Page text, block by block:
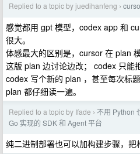
Replied to a topic by juedihanfeng ›
感觉都用 gpt 模型，codex app 和
很大。
体感最大的区别是，cursor 在 plan
这版 plan 边讨论边改； codex 只能
codex 写个新的 plan ，甚至每次标
plan 都仔细读一遍。
Replied to a topic by Ifade › 不用 Python
Go 实现的 SDK 和 Agent 平台
纯二进制部署也可以加构建步骤，